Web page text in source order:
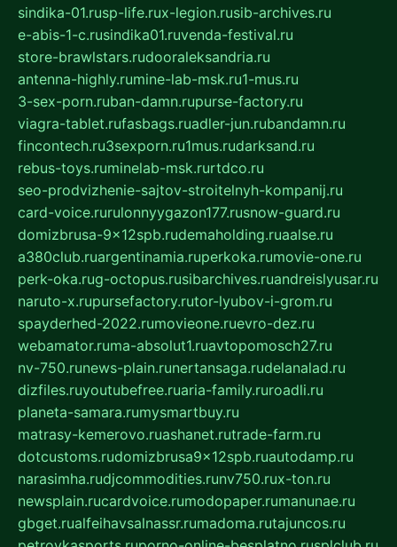
sindika-01.rusp-life.rux-legion.rusib-archives.ru
e-abis-1-c.rusindika01.ruvenda-festival.ru
store-brawlstars.rudooraleksandria.ru
antenna-highly.rumine-lab-msk.ru1-mus.ru
3-sex-porn.ruban-damn.rupurse-factory.ru
viagra-tablet.rufasbags.ruadler-jun.rubandamn.ru
fincontech.ru3sexporn.ru1mus.rudarksand.ru
rebus-toys.ruminelab-msk.rurtdco.ru
seo-prodvizhenie-sajtov-stroitelnyh-kompanij.ru
card-voice.rurulonnyygazon177.rusnow-guard.ru
domizbrusa-9x12spb.rudemaholding.ruaalse.ru
a380club.ruargentinamia.ruperkoka.rumovie-one.ru
perk-oka.rug-octopus.rusibarchives.ruandreislyusar.ru
naruto-x.rupursefactory.rutor-lyubov-i-grom.ru
spayderhed-2022.rumovieone.ruevro-dez.ru
webamator.ruma-absolut1.ruavtopomosch27.ru
nv-750.runews-plain.runertansaga.rudelanalad.ru
dizfiles.ruyoutubefree.ruaria-family.ruroadli.ru
planeta-samara.rumysmartbuy.ru
matrasy-kemerovo.ruashanet.rutrade-farm.ru
dotcustoms.rudomizbrusa9x12spb.ruautodamp.ru
narasimha.rudjcommodities.runv750.rux-ton.ru
newsplain.rucardvoice.rumodopaper.rumanunae.ru
gbget.rualfeihavsalnassr.rumadoma.rutajuncos.ru